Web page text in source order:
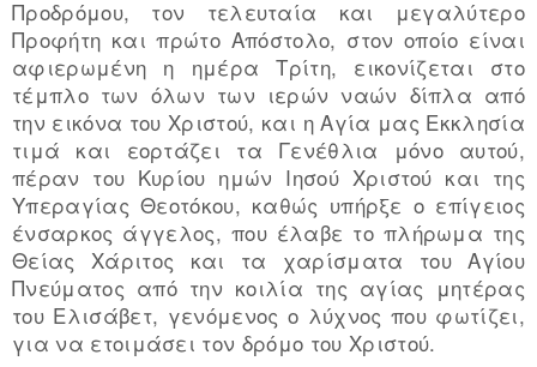
Προδρόμου, τον τελευταία και μεγαλύτερο
Προφήτη και πρώτο Απόστολο, στον οποίο είναι
αφιερωμένη η ημέρα Τρίτη, εικονίζεται στο
τέμπλο των όλων των ιερών ναών δίπλα από
την εικόνα του Χριστού, και η Αγία μας Εκκλησία
τιμά και εορτάζει τα Γενέθλια μόνο αυτού,
πέραν του Κυρίου ημών Ιησού Χριστού και της
Υπεραγίας Θεοτόκου, καθώς υπήρξε ο επίγειος
ένσαρκος άγγελος, που έλαβε το πλήρωμα της
Θείας Χάριτος και τα χαρίσματα του Αγίου
Πνεύματος από την κοιλία της αγίας μητέρας
του Ελισάβετ, γενόμενος ο λύχνος που φωτίζει,
για να ετοιμάσει τον δρόμο του Χριστού.